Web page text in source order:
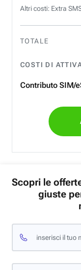
Altri costi: Extra
TOTALE
COSTI DI
Contributo SIM/
Scopri le
giuste
inserisci il tuo